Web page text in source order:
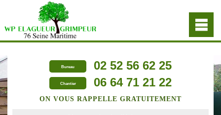
Bureau 02 52 56 62 25
Chantier 06 64 71 21 22
ON VOUS RAPPELLE GRATUITEMENT